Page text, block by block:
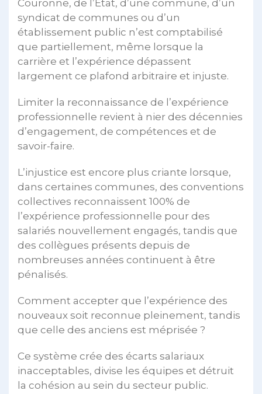
Couronne, de l’État, d’une commune, d’un
syndicat de communes ou d’un
établissement public n’est comptabilisé
que partiellement, même lorsque la
carrière et l’expérience dépassent
largement ce plafond arbitraire et injuste.
Limiter la reconnaissance de l’expérience
professionnelle revient à nier des décennies
d’engagement, de compétences et de
savoir-faire.
L’injustice est encore plus criante lorsque,
dans certaines communes, des conventions
collectives reconnaissent 100% de
l’expérience professionnelle pour des
salariés nouvellement engagés, tandis que
des collègues présents depuis de
nombreuses années continuent à être
pénalisés.
Comment accepter que l’expérience des
nouveaux soit reconnue pleinement, tandis
que celle des anciens est méprisée ?
Ce système crée des écarts salariaux
inacceptables, divise les équipes et détruit
la cohésion au sein du secteur public.